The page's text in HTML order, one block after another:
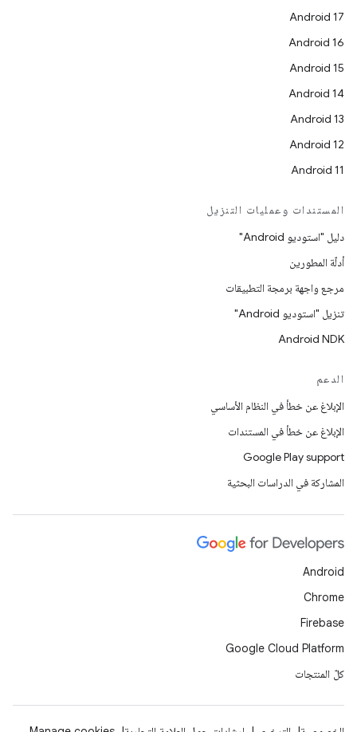
Android 17
Android 16
Android 15
Android 14
Android 13
Android 12
Android 11
المستندات وعمليات التنزيل
دليل "استوديو Android"
أدلّة المطورين
مرجع واجهة برمجة التطبيقات
تنزيل "استوديو Android"
Android NDK
الدعم
الإبلاغ عن خطأ في النظام الأساسي
الإبلاغ عن خطأ في المستندات
Google Play support
المشاركة في الدراسات البحثية
Android
Chrome
Firebase
Google Cloud Platform
كلّ المنتجات